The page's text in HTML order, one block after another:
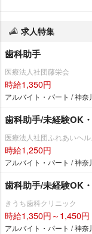
求人特集
歯科助手
医療法人社団藤栄会
時給1,350円
アルバイト・パート / 神奈
歯科助手/未経験OK
医療法人社団ふれあいヘ
時給1,250円
アルバイト・パート / 神奈
歯科助手/未経験OK
きうち歯科クリニック
時給1,350円～1,450円
アルバイト・パート / 神奈